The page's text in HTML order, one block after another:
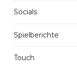
Socials
Spielberichte
Touch